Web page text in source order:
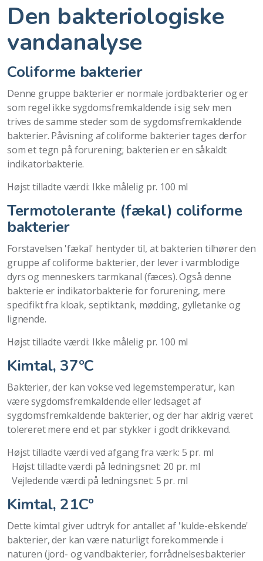
Den bakteriologiske
vandanalyse
Coliforme bakterier
Denne gruppe bakterier er normale jordbakterier og er
som regel ikke sygdomsfremkaldende i sig selv men
trives de samme steder som de sygdomsfremkaldende
bakterier. Påvisning af coliforme bakterier tages derfor
som et tegn på forurening; bakterien er en såkaldt
indikatorbakterie.
Højst tilladte værdi: Ikke målelig pr. 100 ml
Termotolerante (fækal) coliforme
bakterier
Forstavelsen 'fækal' hentyder til, at bakterien tilhører den
gruppe af coliforme bakterier, der lever i varmblodige
dyrs og menneskers tarmkanal (fæces). Også denne
bakterie er indikatorbakterie for forurening, mere
specifikt fra kloak, septiktank, mødding, gylletanke og
lignende.
Højst tilladte værdi: Ikke målelig pr. 100 ml
Kimtal, 37ºC
Bakterier, der kan vokse ved legemstemperatur, kan
være sygdomsfremkaldende eller ledsaget af
sygdomsfremkaldende bakterier, og der har aldrig været
tolereret mere end et par stykker i godt drikkevand.
Højst tilladte værdi ved afgang fra værk: 5 pr. ml
Højst tilladte værdi på ledningsnet: 20 pr. ml
Vejledende værdi på ledningsnet: 5 pr. ml
Kimtal, 21Cº
Dette kimtal giver udtryk for antallet af 'kulde-elskende'
bakterier, der kan være naturligt forekommende i
naturen (jord- og vandbakterier, forrådnelsesbakterier